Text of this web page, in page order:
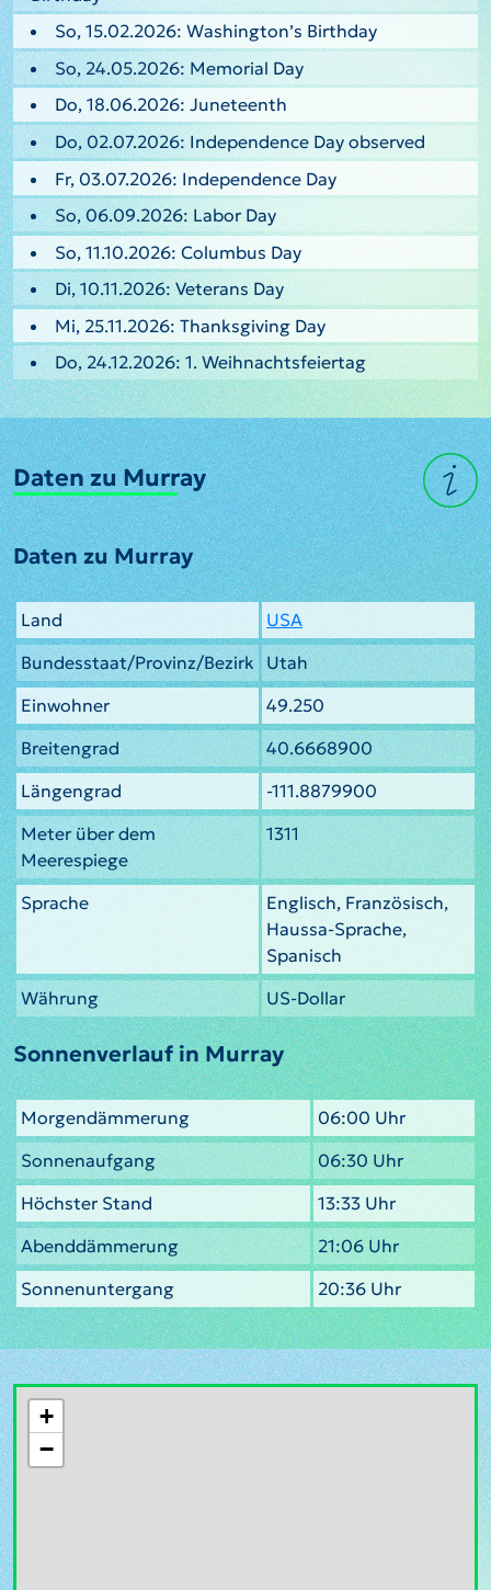
So, 15.02.2026: Washington’s Birthday
So, 24.05.2026: Memorial Day
Do, 18.06.2026: Juneteenth
Do, 02.07.2026: Independence Day observed
Fr, 03.07.2026: Independence Day
So, 06.09.2026: Labor Day
So, 11.10.2026: Columbus Day
Di, 10.11.2026: Veterans Day
Mi, 25.11.2026: Thanksgiving Day
Do, 24.12.2026: 1. Weihnachtsfeiertag
Daten zu Murray
Daten zu Murray
Land
USA
Bundesstaat/Provinz/Bezirk Utah
Einwohner
49.250
Breitengrad
40.6668900
Längengrad
-111.8879900
Meter über dem
Meerespiege
1311
Sprache
Englisch, Französisch,
Haussa-Sprache,
Spanisch
Währung
US-Dollar
Sonnenverlauf in Murray
Morgendämmerung
06:00 Uhr
Sonnenaufgang
06:30 Uhr
Höchster Stand
13:33 Uhr
Abenddämmerung
21:06 Uhr
Sonnenuntergang
20:36 Uhr
+
−